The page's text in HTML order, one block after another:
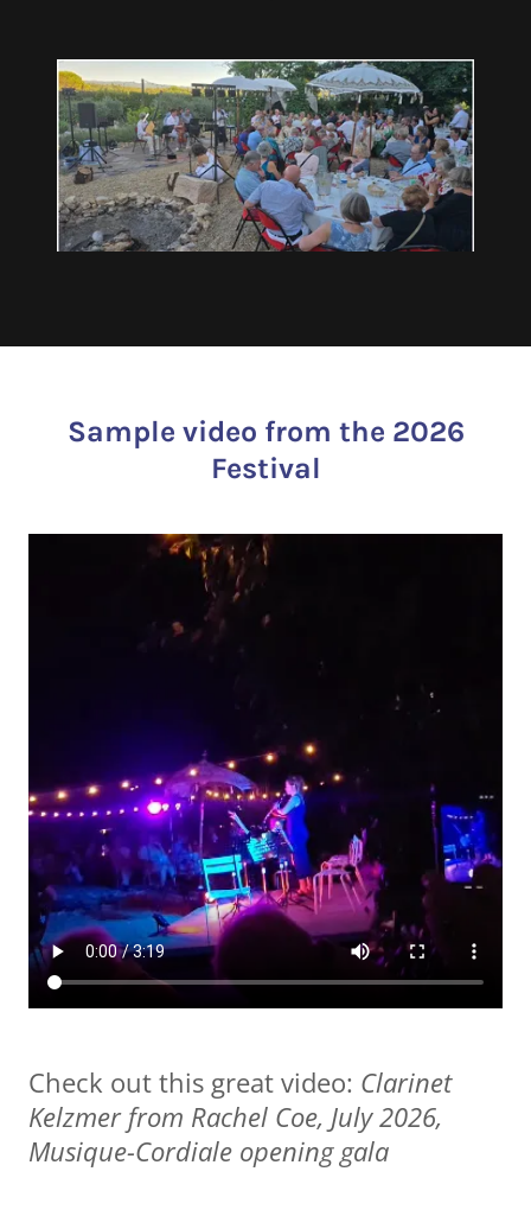
Sample video from the 2026
Festival
Check out this great video: Clarinet
Kelzmer from Rachel Coe, July 2026,
Musique-Cordiale opening gala